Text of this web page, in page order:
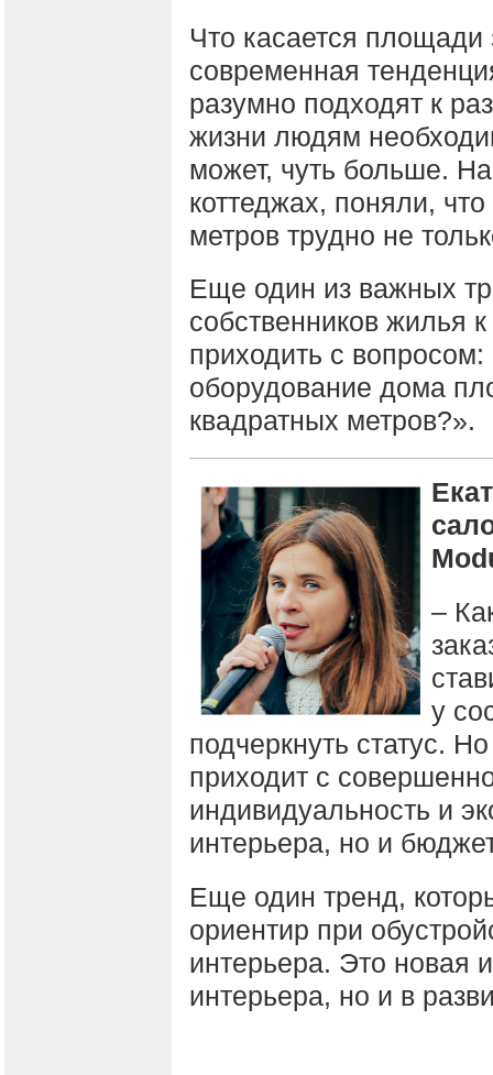
Что касается площади
современная
разумно подходят к
жизни людям
может, чуть больше.
коттеджах, поняли,
метров трудно не
Еще один из важных
собственников жилья
приходить с
оборудование дома
квадратных метров?».
–
у
подчеркнуть статус.
приходит с
индивидуальность и
интерьера, но и
Еще один тренд,
ориентир при
интерьера. Это новая
интерьера, но и в